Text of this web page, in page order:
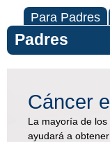
Para Padres
Padres
Cáncer
(Centro
Cáncer
La mayoría de
ayudará a